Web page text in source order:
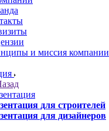
и миссия компании
для строителей
для дизайнеров